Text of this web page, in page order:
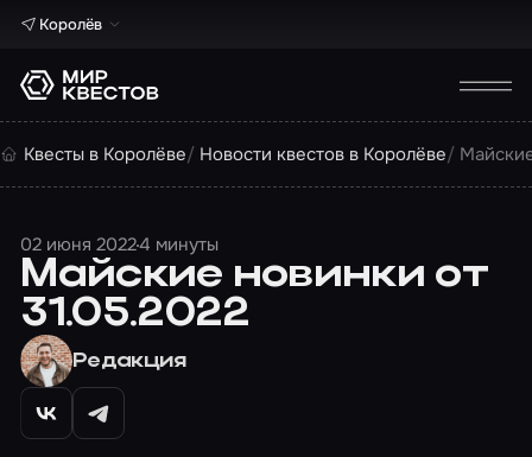
Королёв
Квесты в Королёве Новости квестов в Королёве
02 июня 20224 минуты
Майские новинки от
31.05.2022
Редакция